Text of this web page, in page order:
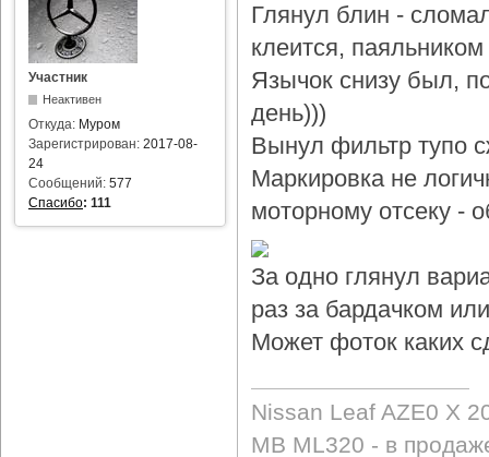
Участник
Неактивен
Откуда: Муром
Зарегистрирован: 2017-08-
24
Сообщений: 577
Спасибо: 111
Глянул блин -
клеится,
Язычок снизу был,
день)))
Вынул фильтр тупо
Маркировка не
моторному отсеку -
За одно глянул
раз за бардачком
Может фоток каких
Nissan Leaf AZE0 X
MB ML320 - в